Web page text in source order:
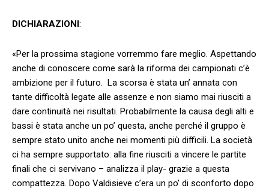
DICHIARAZIONI:
«Per la prossima stagione vorremmo fare meglio. Aspettando
anche di conoscere come sarà la riforma dei campionati c’è
ambizione per il futuro. La scorsa è stata un’ annata con
tante difficoltà legate alle assenze e non siamo mai riusciti a
dare continuità nei risultati. Probabilmente la causa degli alti e
bassi è stata anche un po’ questa, anche perché il gruppo è
sempre stato unito anche nei momenti più difficili. La società
ci ha sempre supportato: alla fine riusciti a vincere le partite
finali che ci servivano – analizza il play- grazie a questa
compattezza. Dopo Valdisieve c’era un po’ di sconforto dopo